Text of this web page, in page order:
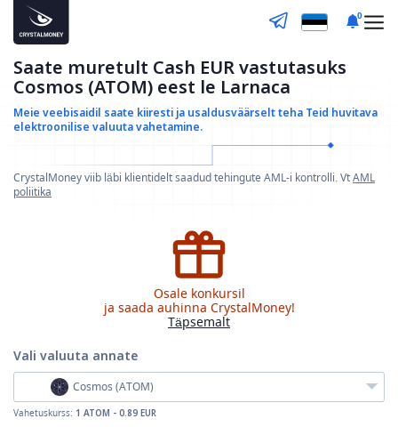
0
Saate muretult Cash EUR vastutasuks
Cosmos (ATOM) eest le Larnaca
Meie veebisaidil saate kiiresti ja usaldusväärselt teha Teid huvitava
elektroonilise valuuta vahetamine.
CrystalMoney viib läbi klientidelt saadud tehingute AML-i kontrolli. VtAML
poliitika
Osale konkursil
ja saada auhinna CrystalMoney!
Täpsemalt
Vali valuuta annate
Cosmos (ATOM)
Vahetuskurss: 1 ATOM - 0.89 EUR